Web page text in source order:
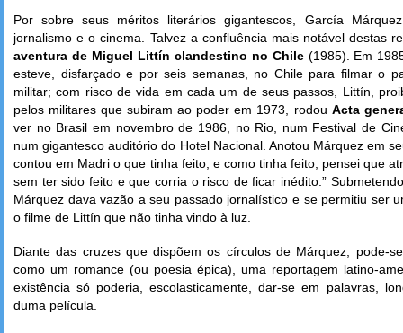
Por sobre seus méritos literários gigantescos, García
jornalismo e o cinema. Talvez a confluência mais notável destas
aventura de Miguel Littín clandestino no Chile (1985). Em
esteve, disfarçado e por seis semanas, no Chile para filmar o
militar; com risco de vida em cada um de seus passos, Littín,
pelos militares que subiram ao poder em 1973, rodou Acta
ver no Brasil em novembro de 1986, no Rio, num Festival de
num gigantesco auditório do Hotel Nacional. Anotou Márquez em
contou em Madri o que tinha feito, e como tinha feito, pensei que
sem ter sido feito e que corria o risco de ficar inédito.”
Márquez dava vazão a seu passado jornalístico e se permitiu ser
o filme de Littín que não tinha vindo à luz.
Diante das cruzes que dispõem os círculos de Márquez, pode-
como um romance (ou poesia épica), uma reportagem latino-
existência só poderia, escolasticamente, dar-se em palavras,
duma película.